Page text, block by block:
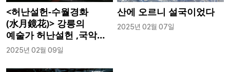
<허난설헌-수월경화
(水月鏡花)> 강릉의
예술가 허난설헌 ,국악과
발레로 다시 태어나다
2025년 02월 09일
산에 오르니 설국이었다
2025년 02월 07일